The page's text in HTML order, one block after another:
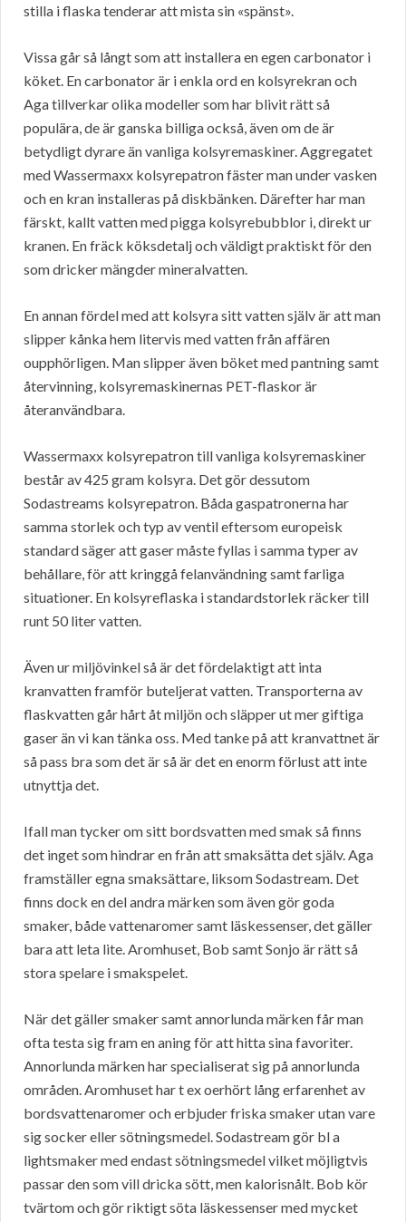
stilla i flaska tenderar att mista sin «spänst».
Vissa går så långt som att installera en egen carbonator i
köket. En carbonator är i enkla ord en kolsyrekran och
Aga tillverkar olika modeller som har blivit rätt så
populära, de är ganska billiga också, även om de är
betydligt dyrare än vanliga kolsyremaskiner. Aggregatet
med Wassermaxx kolsyrepatron fäster man under vasken
och en kran installeras på diskbänken. Därefter har man
färskt, kallt vatten med pigga kolsyrebubblor i, direkt ur
kranen. En fräck köksdetalj och väldigt praktiskt för den
som dricker mängder mineralvatten.
En annan fördel med att kolsyra sitt vatten själv är att man
slipper kånka hem litervis med vatten från affären
oupphörligen. Man slipper även böket med pantning samt
återvinning, kolsyremaskinernas PET-flaskor är
återanvändbara.
Wassermaxx kolsyrepatron till vanliga kolsyremaskiner
består av 425 gram kolsyra. Det gör dessutom
Sodastreams kolsyrepatron. Båda gaspatronerna har
samma storlek och typ av ventil eftersom europeisk
standard säger att gaser måste fyllas i samma typer av
behållare, för att kringgå felanvändning samt farliga
situationer. En kolsyreflaska i standardstorlek räcker till
runt 50 liter vatten.
Även ur miljövinkel så är det fördelaktigt att inta
kranvatten framför buteljerat vatten. Transporterna av
flaskvatten går hårt åt miljön och släpper ut mer giftiga
gaser än vi kan tänka oss. Med tanke på att kranvattnet är
så pass bra som det är så är det en enorm förlust att inte
utnyttja det.
Ifall man tycker om sitt bordsvatten med smak så finns
det inget som hindrar en från att smaksätta det själv. Aga
framställer egna smaksättare, liksom Sodastream. Det
finns dock en del andra märken som även gör goda
smaker, både vattenaromer samt läskessenser, det gäller
bara att leta lite. Aromhuset, Bob samt Sonjo är rätt så
stora spelare i smakspelet.
När det gäller smaker samt annorlunda märken får man
ofta testa sig fram en aning för att hitta sina favoriter.
Annorlunda märken har specialiserat sig på annorlunda
områden. Aromhuset har t ex oerhört lång erfarenhet av
bordsvattenaromer och erbjuder friska smaker utan vare
sig socker eller sötningsmedel. Sodastream gör bl a
lightsmaker med endast sötningsmedel vilket möjligtvis
passar den som vill dricka sött, men kalorisnålt. Bob kör
tvärtom och gör riktigt söta läskessenser med mycket